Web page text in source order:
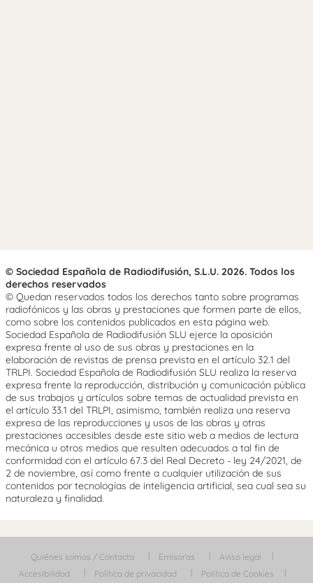
© Sociedad Española de Radiodifusión, S.L.U. 2026. Todos los
derechos reservados
© Quedan reservados todos los derechos tanto sobre programas
radiofónicos y las obras y prestaciones que formen parte de ellos,
como sobre los contenidos publicados en esta página web.
Sociedad Española de Radiodifusión SLU ejerce la oposición
expresa frente al uso de sus obras y prestaciones en la
elaboración de revistas de prensa prevista en el artículo 32.1 del
TRLPI. Sociedad Española de Radiodifusión SLU realiza la reserva
expresa frente la reproducción, distribución y comunicación pública
de sus trabajos y artículos sobre temas de actualidad prevista en
el artículo 33.1 del TRLPI, asimismo, también realiza una reserva
expresa de las reproducciones y usos de las obras y otras
prestaciones accesibles desde este sitio web a medios de lectura
mecánica u otros medios que resulten adecuados a tal fin de
conformidad con el artículo 67.3 del Real Decreto - ley 24/2021, de
2 de noviembre, así como frente a cualquier utilización de sus
contenidos por tecnologías de inteligencia artificial, sea cual sea su
naturaleza y finalidad.
Quiénes somos / Contacta Emisoras
Aviso legal
Accesibilidad
Política de privacidad Política de Cookies